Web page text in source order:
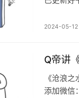
币，却少
2024-05-12
Q帝讲
《沧浪
添加微信